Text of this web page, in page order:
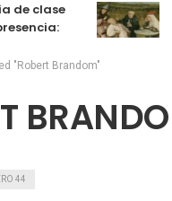
de clase
"Robert Brandom"
44